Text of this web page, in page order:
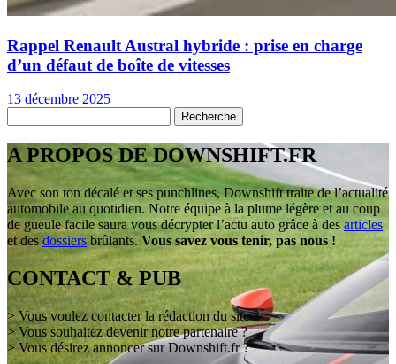
Rappel Renault Austral hybride : prise en charge
d’un défaut de boîte de vitesses
13 décembre 2025
A PROPOS DE DOWNSHIFT.FR
Avec son ton décalé et ses punchlines, Downshift traite de l’actualité
automobile au quotidien. Notre équipe à la plume légère et au coup
de gueule facile saura vous décrypter l’actu auto grâce à des articles
et des dossiers brûlants. Vous savez vous tenir, pas nous !
CONTACT & PUB
> Vous voulez contacter la rédaction du site ?
> Vous souhaitez devenir notre partenaire ?
> Vous désirez annoncer sur Downshift.fr ?